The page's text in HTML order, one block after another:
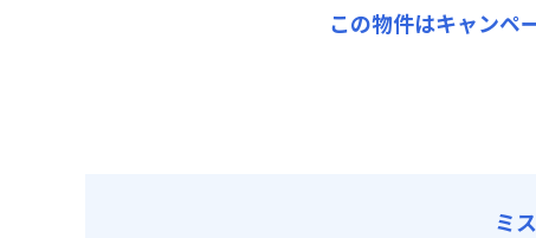
管理費
契約事
清掃料他
この物件はキャンペ
ミ